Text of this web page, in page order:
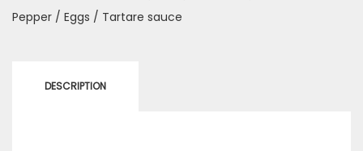
Pepper / Eggs / Tartare sauce
DESCRIPTION